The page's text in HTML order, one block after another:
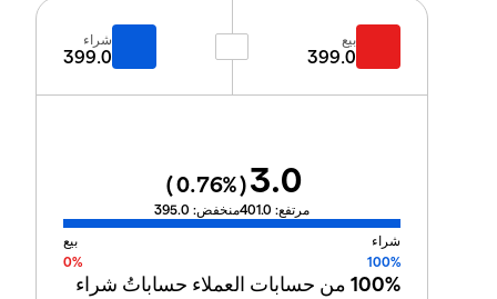
بيع
399.0
شراء
399.0
3.0
(
0.76%)
مرتفع: 401.0منخفض: 395.0
شراء
بيع
100%
0%
100% من حسابات العملاء حساباتُ شراء